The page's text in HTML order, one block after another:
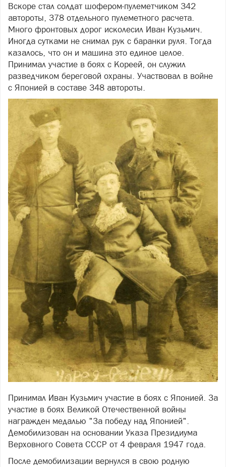
Вскоре стал солдат шофером-пулеметчиком 342
автороты, 378 отдельного пулеметного расчета.
Много фронтовых дорог исколесил Иван Кузьмич.
Иногда сутками не снимал рук с баранки руля. Тогда
казалось, что он и машина это единое целое.
Принимал участие в боях с Кореей, он служил
разведчиком береговой охраны. Участвовал в войне
с Японией в составе 348 автороты.
Принимал Иван Кузьмич участие в боях с Японией. За
участие в боях Великой Отечественной войны
награжден медалью "За победу над Японией".
Демобилизован на основании Указа Президиума
Верховного Совета СССР от 4 февраля 1947 года.
После демобилизации вернулся в свою родную